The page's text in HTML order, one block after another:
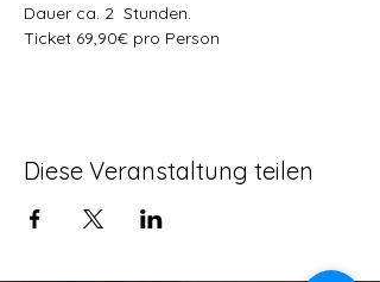
Dauer ca. 2  Stunden.
Ticket 69,90€ pro Person
Diese Veranstaltung teilen